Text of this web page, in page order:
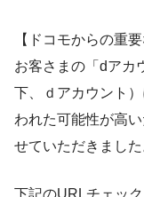
【ドコモからの重
お客さまの「dアカ
下、ｄアカウント
われた可能性が高
せていただきました
下記のURLチェック